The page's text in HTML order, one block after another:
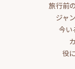
旅行前
ジャ
今い
役